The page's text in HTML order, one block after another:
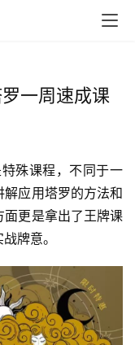
罗一周速成课
殊课程，不同于一
应用塔罗的方法和
更是拿出了王牌课
牌意。